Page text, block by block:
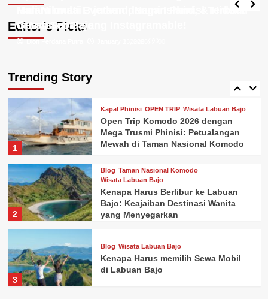
Editor’s Picks
Hari Nikmati Everland, Nami Island, & Hidden
Gems Seoul yang Instagramable!
Dion Perdana Putra
Malam mulai 3 jutaan dengan Phinisi Terbaik
di Labuan Bajo
Dion Perdana Putra
Trending Story
5
1
Kapal Phinisi OPEN TRIP Wisata Labuan Bajo
Open Trip Komodo 2026 dengan
Mega Trusmi Phinisi: Petualangan
Mewah di Taman Nasional Komodo
2
Blog Taman Nasional Komodo
Wisata Labuan Bajo
Kenapa Harus Berlibur ke Labuan
Bajo: Keajaiban Destinasi Wanita
yang Menyegarkan
3
Blog Wisata Labuan Bajo
Kenapa Harus memilih Sewa Mobil
di Labuan Bajo